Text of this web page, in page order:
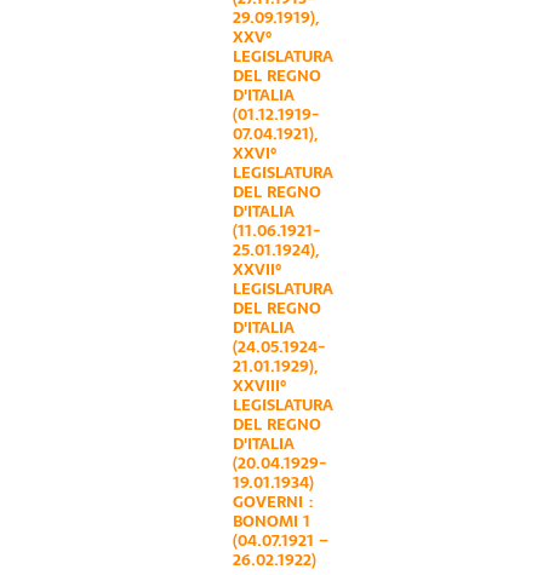
29.09.1919),
XXV°
LEGISLATURA
DEL REGNO
D'ITALIA
(01.12.1919-
07.04.1921),
XXVI°
LEGISLATURA
DEL REGNO
D'ITALIA
(11.06.1921-
25.01.1924),
XXVII°
LEGISLATURA
DEL REGNO
D'ITALIA
(24.05.1924-
21.01.1929),
XXVIII°
LEGISLATURA
DEL REGNO
D'ITALIA
(20.04.1929-
19.01.1934)
GOVERNI :
BONOMI 1
(04.07.1921 –
26.02.1922)